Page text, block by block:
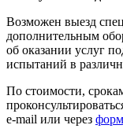
Возможен выезд
дополнительным
об оказании услуг
испытаний в
По стоимости,
e-mail или через